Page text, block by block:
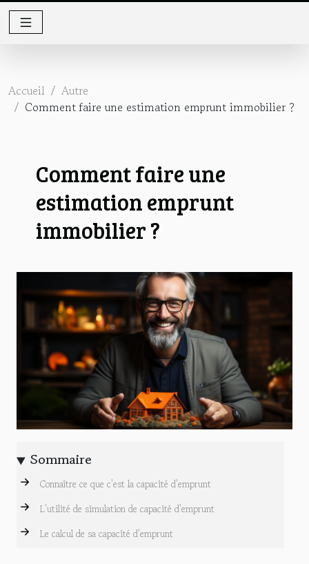
Accueil
Autre
Comment faire une estimation emprunt immobilier ?
Comment faire une
estimation emprunt
immobilier ?
Sommaire
Connaître ce que c'est la capacité d’emprunt
L'utilité de simulation de capacité d'emprunt
Le calcul de sa capacité d’emprunt